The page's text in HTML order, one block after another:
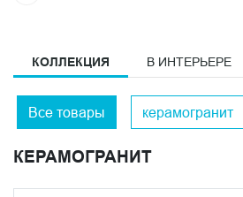
КОЛЛЕКЦИЯ В ИНТЕРЬЕРЕ
Все товары керамогранит
КЕРАМОГРАНИТ